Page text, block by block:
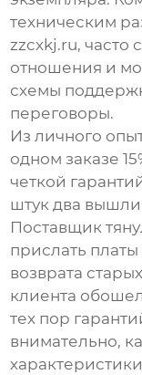
техническим
zzcxkj.ru, часто
отношения и
схемы
переговоры.
Из личного
одном заказе
четкой
штук два вышли
Поставщик
прислать
возврата
клиента
тех пор
внимательно,